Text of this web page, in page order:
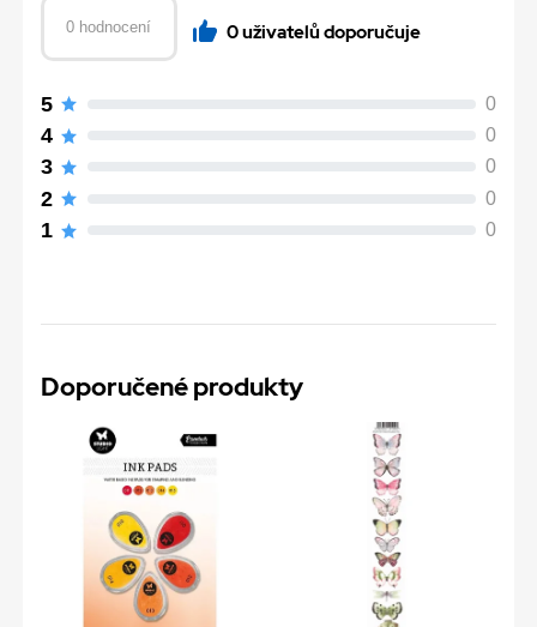
0 hodnocení 0 uživatelů doporučuje
5 0
4 0
3 0
2 0
1 0
Doporučené produkty